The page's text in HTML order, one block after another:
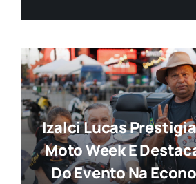
Izalci Lucas
Moto Week E
Do Evento Na